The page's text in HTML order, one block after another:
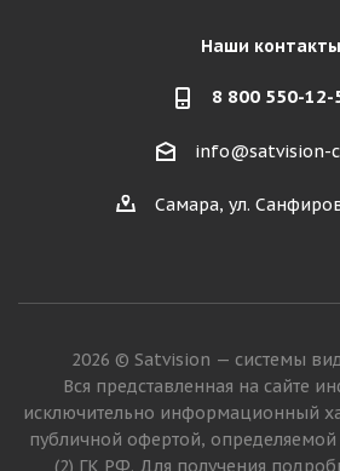
Наши контакты
8 800 550-12-
info@satvision-
Самара, ул.
2026 © Satvision — системы
Вся представленная на сайте
исключительно информационный
публичной офертой,
(2) ГК РФ. Для получения